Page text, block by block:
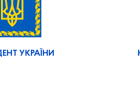
УКРАЇНИ